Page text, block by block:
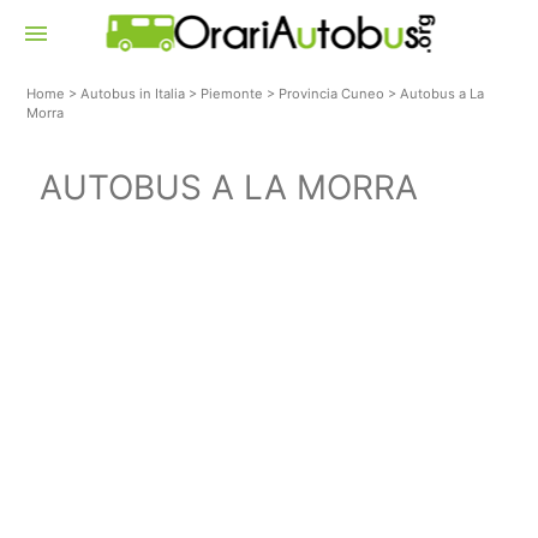
menu
Home >Autobus in Italia > Piemonte > Provincia Cuneo >Autobus a La
Morra
AUTOBUS A LA MORRA